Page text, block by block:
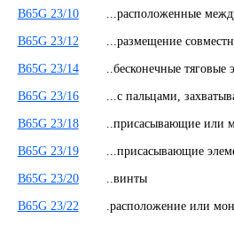
B65G 23/10 ...расположенные
B65G 23/12 ...размещение
B65G 23/14 ..бесконечные
B65G 23/16 ...с пальцами,
B65G 23/18 ..присасывающие или
B65G 23/19 ...присасывающие
B65G 23/20 ..винты
B65G 23/22 .расположение или